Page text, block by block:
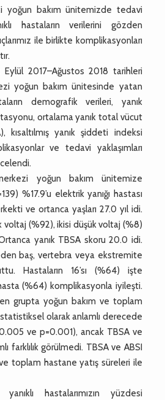
yoğun bakım ünitemizde tedavi
hastaların verilerini gözden
ile birlikte komplikasyonları
Eylül 2017–Ağustos 2018 tarihleri
yoğun bakım ünitesinde yatan
demografik verileri, yanık
ortalama yanık total vücut
kısaltılmış yanık şiddeti indeksi
ve tedavi yaklaşımları
yoğun bakım ünitemize
%17.9’u elektrik yanığı hastası
ve ortanca yaşları 27.0 yıl idi.
voltaj (%92), ikisi düşük voltaj (%8)
yanık TBSA skoru 20.0 idi.
baş, vertebra veya ekstremite
Hastaların 16’sı (%64) işte
(%64) komplikasyonla iyileşti.
grupta yoğun bakım ve toplam
olarak anlamlı derecede
ve p=0.001), ancak TBSA ve
farklılık görülmedi. TBSA ve ABSI
toplam hastane yatış süreleri ile
hastalarımızın yüzdesi